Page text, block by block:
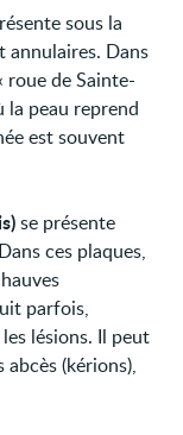
sous la
annulaires. Dans
roue de Sainte-
la peau reprend
est souvent
se présente
ces plaques,
parfois,
lésions. Il peut
(kérions),